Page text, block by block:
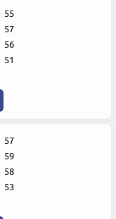
55
57
56
51
57
59
58
53